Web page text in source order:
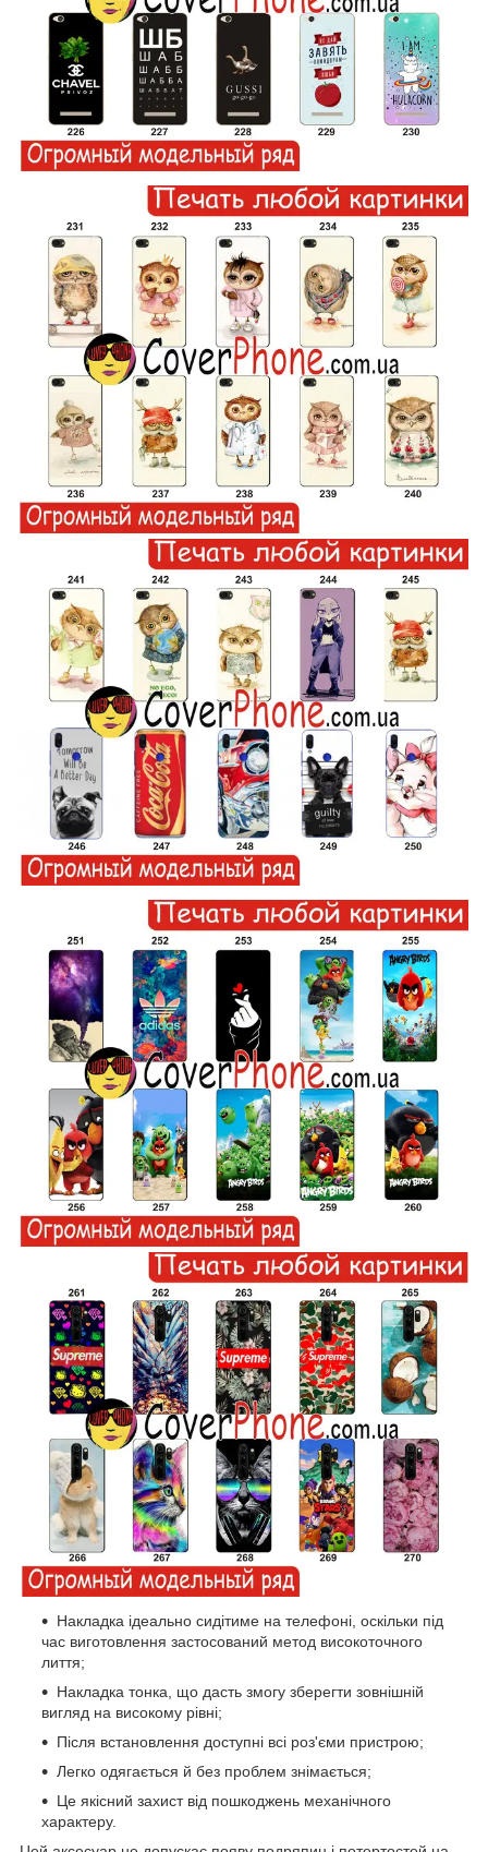
Накладка ідеально сидітиме на телефоні, оскільки під
час виготовлення застосований метод високоточного
лиття;
Накладка тонка, що дасть змогу зберегти зовнішній
вигляд на високому рівні;
Після встановлення доступні всі роз'єми пристрою;
Легко одягається й без проблем знімається;
Це якісний захист від пошкоджень механічного
характеру.